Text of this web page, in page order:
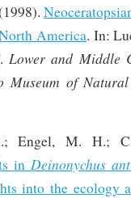
America. In:
Lower and Middle
Museum of
Engel, M. H.;
inDeinonychus
into the ecology